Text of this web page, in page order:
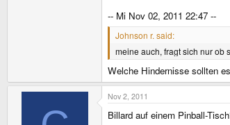
-- Mi Nov 02, 2011 22:47 --
Johnson r. said:
meine auch, fragt sich nur ob
Welche Hindernisse sollten
Nov 2, 2011
Billard auf einem Pinball-